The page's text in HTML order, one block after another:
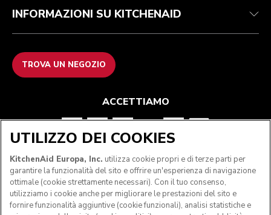
INFORMAZIONI SU KITCHENAID
TROVA UN NEGOZIO
ACCETTIAMO
SEGUICI
UTILIZZO DEI COOKIES
KitchenAid Europa, Inc. utilizza cookie propri e di terze parti per
garantire la funzionalità del sito e offrire un'esperienza di navigazione
ottimale (cookie strettamente necessari). Con il tuo consenso,
utilizziamo i cookie anche per migliorare le prestazioni del sito e
fornire funzionalità aggiuntive (cookie funzionali), analisi statistiche e